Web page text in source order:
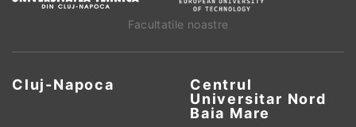
Facultatile noastre
Cluj-Napoca
Centrul
Universitar Nord
Baia Mare